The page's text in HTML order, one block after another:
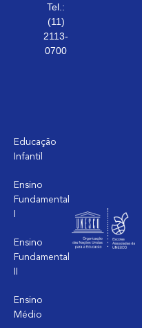
Tel.:
(11)
2113-
0700
Educação
Infantil
Ensino
Fundamental
Ensino
Fundamental
Ensino
Médio